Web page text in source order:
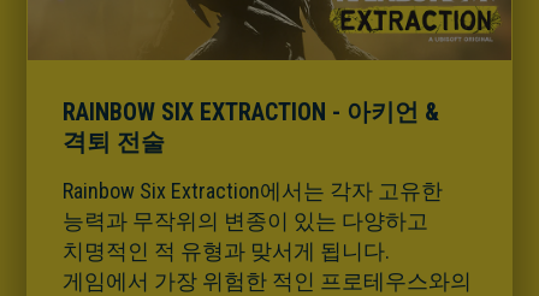
RAINBOW SIX EXTRACTION - 아키언 &
격퇴 전술
Rainbow Six Extraction에서는 각자 고유한
능력과 무작위의 변종이 있는 다양하고
치명적인 적 유형과 맞서게 됩니다.
게임에서 가장 위험한 적인 프로테우스와의